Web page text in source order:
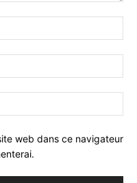
:*
:*
:
web dans ce navigateur